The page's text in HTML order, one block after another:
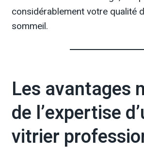
considérablement votre qualité
sommeil.
Les avantages
de l’expertise
vitrier